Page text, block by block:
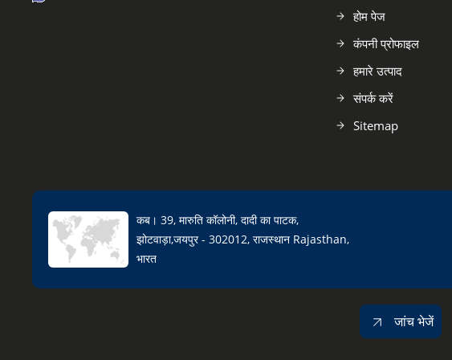
होम पेज
कंपनी प्रोफाइल
हमारे उत्पाद
संपर्क करें
Sitemap
कब। 39, मारुति कॉलोनी, दादी का पाटक,
झोटवाड़ा,जयपुर - 302012, राजस्थान Rajasthan,
भारत
जांच भेजें